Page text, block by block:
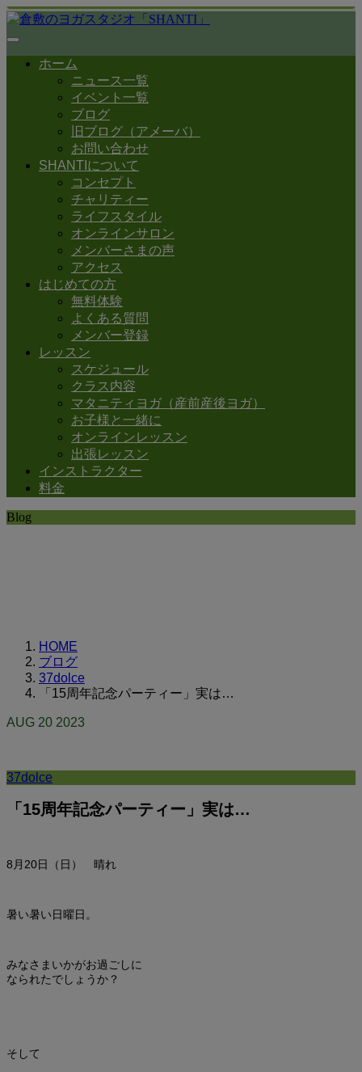
ホーム
ニュース一覧
イベント一覧
ブログ
旧ブログ（アメーバ）
お問い合わせ
SHANTIについて
コンセプト
チャリティー
ライフスタイル
オンラインサロン
メンバーさまの声
アクセス
はじめての方
無料体験
よくある質問
メンバー登録
レッスン
スケジュール
クラス内容
マタニティヨガ（産前産後ヨガ）
お子様と一緒に
オンラインレッスン
出張レッスン
インストラクター
料金
Blog
HOME
ブログ
37dolce
「15周年記念パーティー」実は…
AUG 20 2023
37dolce
「15周年記念パーティー」実は…
8月20日（日） 晴れ
暑い暑い日曜日。
みなさまいかがお過ごしに
なられたでしょうか？
そして